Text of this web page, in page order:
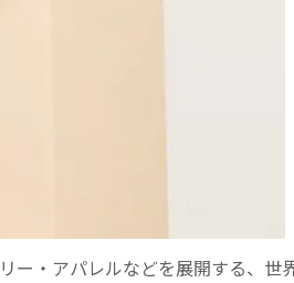
ー・アパレルなどを展開する、世